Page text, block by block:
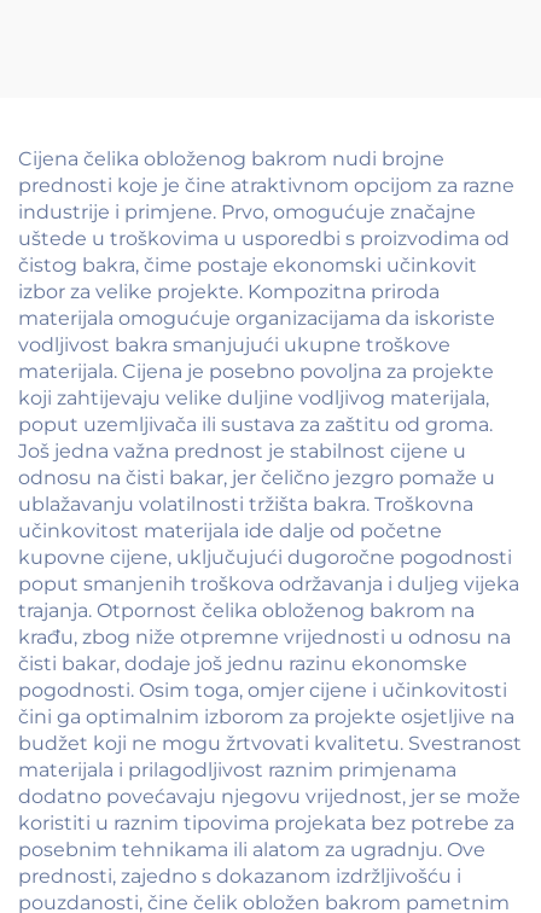
Cijena čelika obloženog bakrom nudi brojne
prednosti koje je čine atraktivnom opcijom za razne
industrije i primjene. Prvo, omogućuje značajne
uštede u troškovima u usporedbi s proizvodima od
čistog bakra, čime postaje ekonomski učinkovit
izbor za velike projekte. Kompozitna priroda
materijala omogućuje organizacijama da iskoriste
vodljivost bakra smanjujući ukupne troškove
materijala. Cijena je posebno povoljna za projekte
koji zahtijevaju velike duljine vodljivog materijala,
poput uzemljivača ili sustava za zaštitu od groma.
Još jedna važna prednost je stabilnost cijene u
odnosu na čisti bakar, jer čelično jezgro pomaže u
ublažavanju volatilnosti tržišta bakra. Troškovna
učinkovitost materijala ide dalje od početne
kupovne cijene, uključujući dugoročne pogodnosti
poput smanjenih troškova održavanja i duljeg vijeka
trajanja. Otpornost čelika obloženog bakrom na
krađu, zbog niže otpremne vrijednosti u odnosu na
čisti bakar, dodaje još jednu razinu ekonomske
pogodnosti. Osim toga, omjer cijene i učinkovitosti
čini ga optimalnim izborom za projekte osjetljive na
budžet koji ne mogu žrtvovati kvalitetu. Svestranost
materijala i prilagodljivost raznim primjenama
dodatno povećavaju njegovu vrijednost, jer se može
koristiti u raznim tipovima projekata bez potrebe za
posebnim tehnikama ili alatom za ugradnju. Ove
prednosti, zajedno s dokazanom izdržljivošću i
pouzdanosti, čine čelik obložen bakrom pametnim